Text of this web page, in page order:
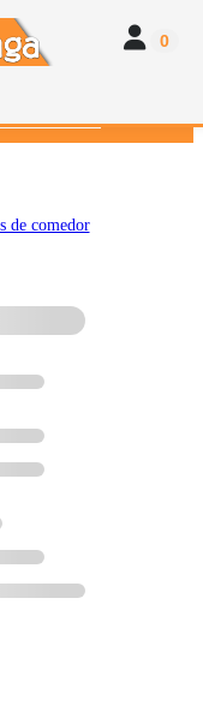
Toggle
0
de comedor